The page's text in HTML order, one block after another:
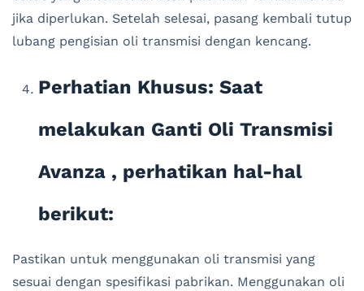
jika diperlukan. Setelah selesai, pasang kembali tutup
lubang pengisian oli transmisi dengan kencang.
Perhatian Khusus: Saat
melakukan Ganti Oli Transmisi
Avanza , perhatikan hal-hal
berikut:
Pastikan untuk menggunakan oli transmisi yang
sesuai dengan spesifikasi pabrikan. Menggunakan oli